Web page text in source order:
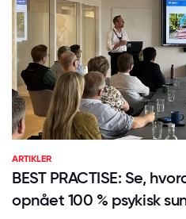
ARTIKLER
BEST PRACTISE: Se,
opnået 100 % psykisk